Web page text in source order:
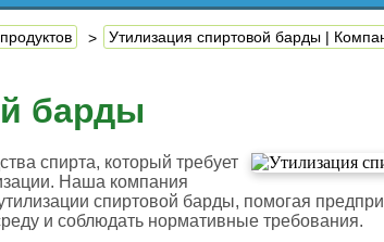
Утилизация спиртовой барды |
барды
спирта, который требует
Наша компания
спиртовой барды, помогая
и соблюдать нормативные требования.